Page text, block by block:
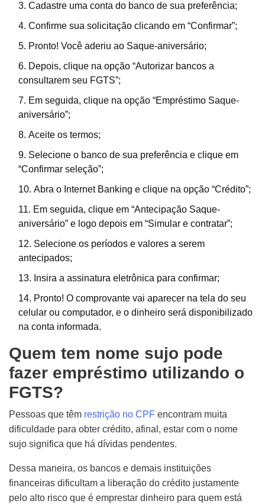
Cadastre uma conta do banco de sua preferência;
Confirme sua solicitação clicando em “Confirmar”;
Pronto! Você aderiu ao Saque-aniversário;
Depois, clique na opção “Autorizar bancos a
consultarem seu FGTS”;
Em seguida, clique na opção “Empréstimo Saque-
aniversário”;
Aceite os termos;
Selecione o banco de sua preferência e clique em
“Confirmar seleção”;
Abra o Internet Banking e clique na opção “Crédito”;
Em seguida, clique em “Antecipação Saque-
aniversário” e logo depois em “Simular e contratar”;
Selecione os períodos e valores a serem
antecipados;
Insira a assinatura eletrônica para confirmar;
Pronto! O comprovante vai aparecer na tela do seu
celular ou computador, e o dinheiro será disponibilizado
na conta informada.
Quem tem nome sujo pode
fazer empréstimo utilizando o
FGTS?
Pessoas que têm restrição no CPF encontram muita
dificuldade para obter crédito, afinal, estar com o nome
sujo significa que há dívidas pendentes.
Dessa maneira, os bancos e demais instituições
financeiras dificultam a liberação do crédito justamente
pelo alto risco que é emprestar dinheiro para quem está